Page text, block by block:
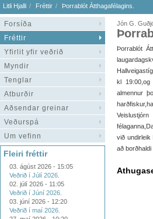
Litli Hjalli Fréttir Þorrablót Átthagafélagins.
Forsíða
Fréttir
Yfirlit yfir veðrið
Myndir
Tenglar
Atburðir
Aðsendar greinar
Veðurspá
Um vefinn
Fleiri fréttir
03. ágúst 2026 - 15:05
Veðrið í Júlí 2026.
02. júlí 2026 - 11:05
Veðrið í Júní 2026.
03. júní 2026 - 12:20
Veðrið í maí 2026.
Jón G.
Þorrablót
kl 19:00,og
almennur
við undirleik
að